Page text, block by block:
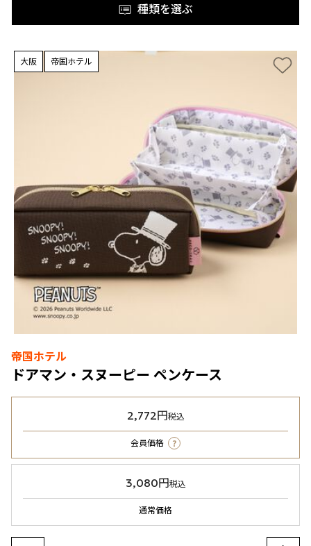
種類を選ぶ
大阪 帝国ホテル
帝国ホテル
ドアマン・スヌーピー ペンケース
2,772円税込
会員価格 ?
3,080円税込
通常価格